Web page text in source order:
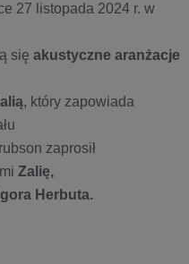
27 listopada 2024 r. w
się akustyczne aranżacje
, który zapowiada
zaprosił
Zalię,
Igora Herbuta.